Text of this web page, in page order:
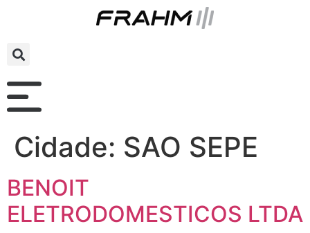
Cidade: SAO SEPE
BENOIT
ELETRODOMESTICOS LTDA